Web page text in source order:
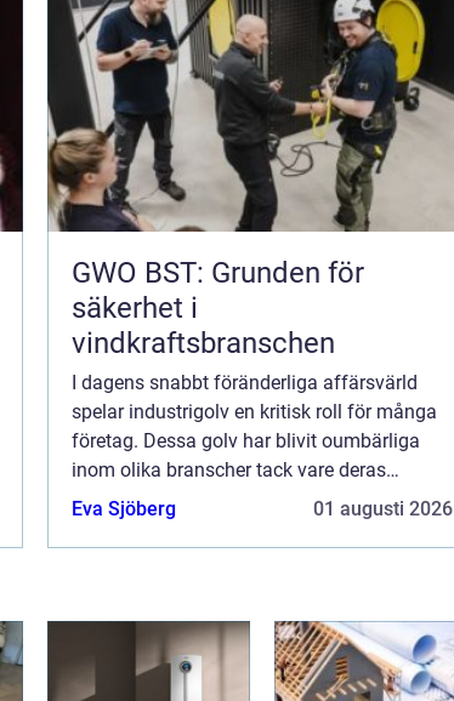
GWO BST: Grunden för
säkerhet i
vindkraftsbranschen
I dagens snabbt föränderliga affärsvärld
spelar industrigolv en kritisk roll för många
företag. Dessa golv har blivit oumbärliga
inom olika branscher tack vare deras
hållbarhet, funktionalitet och esteti...
Eva Sjöberg 01 augusti 2026